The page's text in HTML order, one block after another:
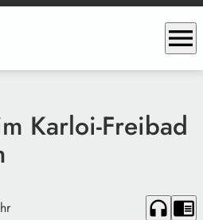
menu
Karloi-Freibad
headphones chrome_reader_mode